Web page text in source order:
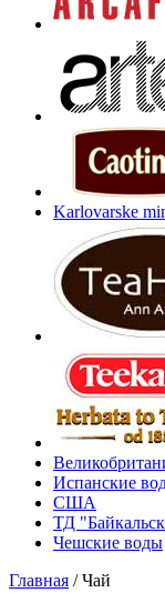
Karlovarske
Испанские
США
ТД
Чешские воды
Главная /Чай